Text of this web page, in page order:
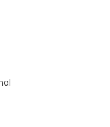
et Macau Outer
et salle d'attente
variété de délicieux
blancs raffinés, de